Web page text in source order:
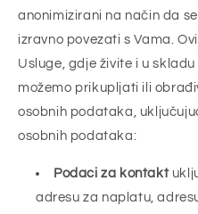
anonimizirani na način da
izravno povezati s Vama.
Usluge, gdje živite i u
možemo prikupljati ili
osobnih podataka,
osobnih podataka:
Podaci za kontakt
adresu za naplatu,